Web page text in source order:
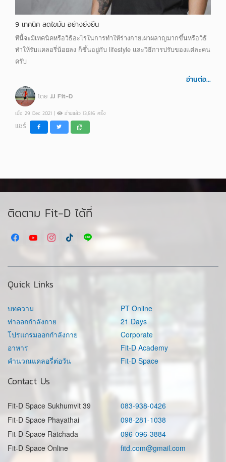
9 เทคนิค ลดไขมัน อย่างยั่งยืน
ทีนี้จะมีเทคนิคหรือวิธีอะไรในการทำให้ร่างกายเผาผลาญมากขึ้นหรือวิธี
ทำให้รับแคลอรี่น้อยลง ก็ขึ้นอยู่กับ lifestyle และวิธีการปรับของแต่ละคน
ครับ
อ่านต่อ...
โดย JJ Fit-D
เมื่อ 29 Dec 2021 | อ่านแล้ว 13,816 ครั้ง
แชร์
ติดตาม Fit-D ได้ที่
Quick Links
บทความ
ท่าออกกำลังกาย
โปรแกรมออกกำลังกาย
อาหาร
คำนวณแคลอรี่ต่อวัน
PT Online
21 Days
Corporate
Fit-D Academy
Fit-D Space
Contact Us
Fit-D Space Sukhumvit 39
083-938-0426
Fit-D Space Phayathai
098-281-1038
Fit-D Space Ratchada
096-096-3884
Fit-D Space Online
fitd.com@gmail.com